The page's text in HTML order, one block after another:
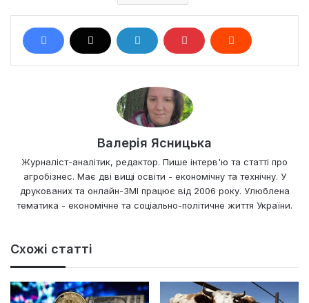
Валерія Ясницька
Журналіст-аналітик, редактор. Пише інтерв'ю та статті про
агробізнес. Має дві вищі освіти - економічну та технічну. У
друкованих та онлайн-ЗМІ працює від 2006 року. Улюблена
тематика - економічне та соціально-політичне життя України.
Схожі статті